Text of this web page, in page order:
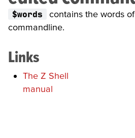
$words
contains the words
commandline.
Links
The Z Shell
manual